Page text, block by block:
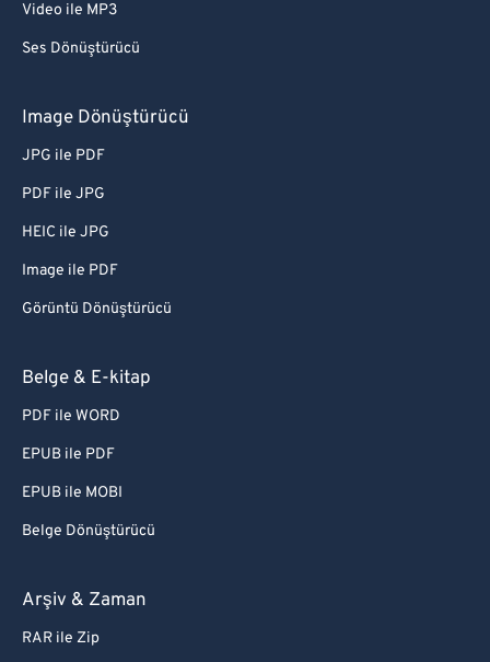
Video ile MP3
Ses Dönüştürücü
Image Dönüştürücü
JPG ile PDF
PDF ile JPG
HEIC ile JPG
Image ile PDF
Görüntü Dönüştürücü
Belge & E-kitap
PDF ile WORD
EPUB ile PDF
EPUB ile MOBI
Belge Dönüştürücü
Arşiv & Zaman
RAR ile Zip